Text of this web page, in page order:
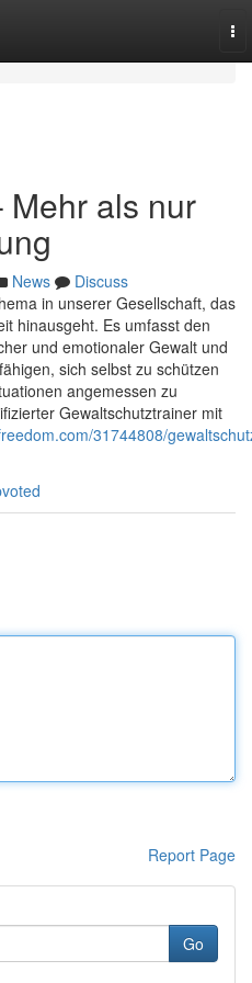
Mehr als nur
News
Discuss
in unserer Gesellschaft, das
hinausgeht. Es umfasst den
und emotionaler Gewalt und
sich selbst zu schützen
angemessen zu
Gewaltschutztrainer mit
31744808/
Report Page
Go